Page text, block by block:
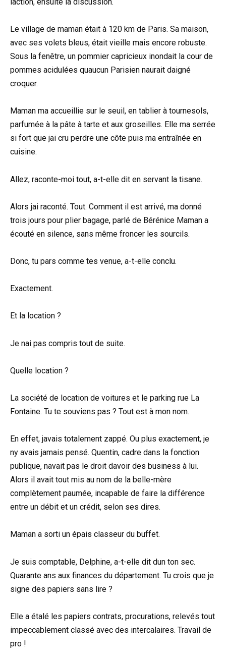
Le village de maman était à 120 km de Paris. Sa maison,
avec ses volets bleus, était vieille mais encore robuste.
Sous la fenêtre, un pommier capricieux inondait la cour de
pommes acidulées quaucun Parisien naurait daigné
croquer.
Maman ma accueillie sur le seuil, en tablier à tournesols,
parfumée à la pâte à tarte et aux groseilles. Elle ma serrée
si fort que jai cru perdre une côte puis ma entraînée en
cuisine.
Allez, raconte-moi tout, a-t-elle dit en servant la tisane.
Alors jai raconté. Tout. Comment il est arrivé, ma donné
trois jours pour plier bagage, parlé de Bérénice Maman a
écouté en silence, sans même froncer les sourcils.
Donc, tu pars comme tes venue, a-t-elle conclu.
Exactement.
Et la location ?
Je nai pas compris tout de suite.
Quelle location ?
La société de location de voitures et le parking rue La
Fontaine. Tu te souviens pas ? Tout est à mon nom.
En effet, javais totalement zappé. Ou plus exactement, je
ny avais jamais pensé. Quentin, cadre dans la fonction
publique, navait pas le droit davoir des business à lui.
Alors il avait tout mis au nom de la belle-mère
complètement paumée, incapable de faire la différence
entre un débit et un crédit, selon ses dires.
Maman a sorti un épais classeur du buffet.
Je suis comptable, Delphine, a-t-elle dit dun ton sec.
Quarante ans aux finances du département. Tu crois que je
signe des papiers sans lire ?
Elle a étalé les papiers contrats, procurations, relevés tout
impeccablement classé avec des intercalaires. Travail de
pro !